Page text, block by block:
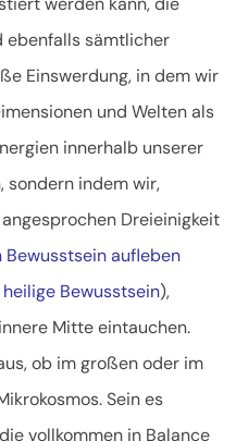
ebenfalls sämtlicher
Einswerdung, in dem wir
und Welten als
innerhalb unserer
sondern indem wir,
Dreieinigkeit
aufleben
Bewusstsein),
Mitte eintauchen.
ob im großen oder im
Sein es
vollkommen in Balance